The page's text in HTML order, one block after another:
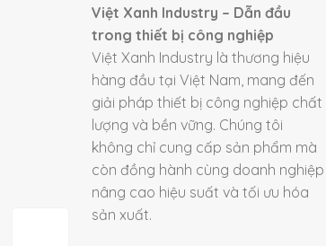
Việt Xanh Industry – Dẫn đầu
trong thiết bị công nghiệp
Việt Xanh Industry là thương hiệu
hàng đầu tại Việt Nam, mang đến
giải pháp thiết bị công nghiệp chất
lượng và bền vững. Chúng tôi
không chỉ cung cấp sản phẩm mà
còn đồng hành cùng doanh nghiệp
nâng cao hiệu suất và tối ưu hóa
sản xuất.